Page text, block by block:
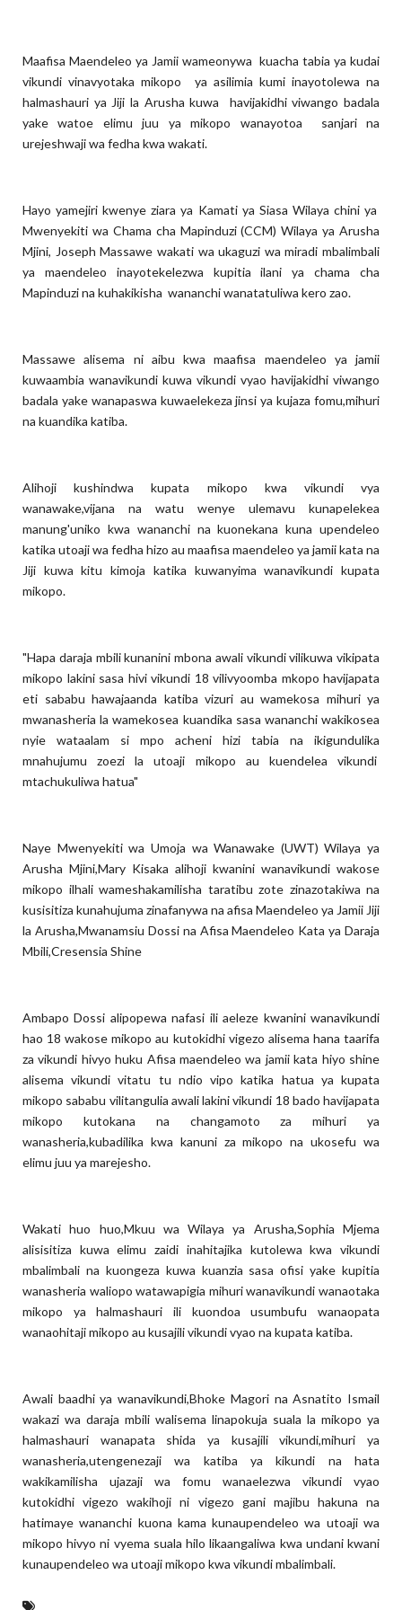
Maafisa Maendeleo ya Jamii wameonywa kuacha tabia ya kudai
vikundi vinavyotaka mikopo ya asilimia kumi inayotolewa na
halmashauri ya Jiji la Arusha kuwa havijakidhi viwango badala
yake watoe elimu juu ya mikopo wanayotoa sanjari na
urejeshwaji wa fedha kwa wakati.
Hayo yamejiri kwenye ziara ya Kamati ya Siasa Wilaya chini ya
Mwenyekiti wa Chama cha Mapinduzi (CCM) Wilaya ya Arusha
Mjini, Joseph Massawe wakati wa ukaguzi wa miradi mbalimbali
ya maendeleo inayotekelezwa kupitia ilani ya chama cha
Mapinduzi na kuhakikisha wananchi wanatatuliwa kero zao.
Massawe alisema ni aibu kwa maafisa maendeleo ya jamii
kuwaambia wanavikundi kuwa vikundi vyao havijakidhi viwango
badala yake wanapaswa kuwaelekeza jinsi ya kujaza fomu,mihuri
na kuandika katiba.
Alihoji kushindwa kupata mikopo kwa vikundi vya
wanawake,vijana na watu wenye ulemavu kunapelekea
manung'uniko kwa wananchi na kuonekana kuna upendeleo
katika utoaji wa fedha hizo au maafisa maendeleo ya jamii kata na
Jiji kuwa kitu kimoja katika kuwanyima wanavikundi kupata
mikopo.
"Hapa daraja mbili kunanini mbona awali vikundi vilikuwa vikipata
mikopo lakini sasa hivi vikundi 18 vilivyoomba mkopo havijapata
eti sababu hawajaanda katiba vizuri au wamekosa mihuri ya
mwanasheria la wamekosea kuandika sasa wananchi wakikosea
nyie wataalam si mpo acheni hizi tabia na ikigundulika
mnahujumu zoezi la utoaji mikopo au kuendelea vikundi
mtachukuliwa hatua"
Naye Mwenyekiti wa Umoja wa Wanawake (UWT) Wilaya ya
Arusha Mjini,Mary Kisaka alihoji kwanini wanavikundi wakose
mikopo ilhali wameshakamilisha taratibu zote zinazotakiwa na
kusisitiza kunahujuma zinafanywa na afisa Maendeleo ya Jamii Jiji
la Arusha,Mwanamsiu Dossi na Afisa Maendeleo Kata ya Daraja
Mbili,Cresensia Shine
Ambapo Dossi alipopewa nafasi ili aeleze kwanini wanavikundi
hao 18 wakose mikopo au kutokidhi vigezo alisema hana taarifa
za vikundi hivyo huku Afisa maendeleo wa jamii kata hiyo shine
alisema vikundi vitatu tu ndio vipo katika hatua ya kupata
mikopo sababu vilitangulia awali lakini vikundi 18 bado havijapata
mikopo kutokana na changamoto za mihuri ya
wanasheria,kubadilika kwa kanuni za mikopo na ukosefu wa
elimu juu ya marejesho.
Wakati huo huo,Mkuu wa Wilaya ya Arusha,Sophia Mjema
alisisitiza kuwa elimu zaidi inahitajika kutolewa kwa vikundi
mbalimbali na kuongeza kuwa kuanzia sasa ofisi yake kupitia
wanasheria waliopo watawapigia mihuri wanavikundi wanaotaka
mikopo ya halmashauri ili kuondoa usumbufu wanaopata
wanaohitaji mikopo au kusajili vikundi vyao na kupata katiba.
Awali baadhi ya wanavikundi,Bhoke Magori na Asnatito Ismail
wakazi wa daraja mbili walisema linapokuja suala la mikopo ya
halmashauri wanapata shida ya kusajili vikundi,mihuri ya
wanasheria,utengenezaji wa katiba ya kikundi na hata
wakikamilisha ujazaji wa fomu wanaelezwa vikundi vyao
kutokidhi vigezo wakihoji ni vigezo gani majibu hakuna na
hatimaye wananchi kuona kama kunaupendeleo wa utoaji wa
mikopo hivyo ni vyema suala hilo likaangaliwa kwa undani kwani
kunaupendeleo wa utoaji mikopo kwa vikundi mbalimbali.